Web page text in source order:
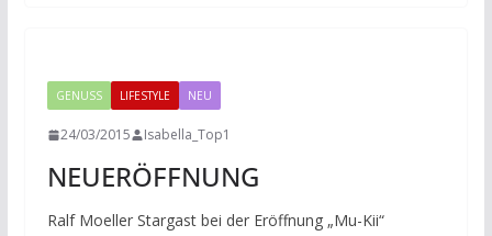
GENUSS LIFESTYLE NEU
24/03/2015 Isabella_Top1
NEUERÖFFNUNG
Ralf Moeller Stargast bei der Eröffnung „Mu-Kii“